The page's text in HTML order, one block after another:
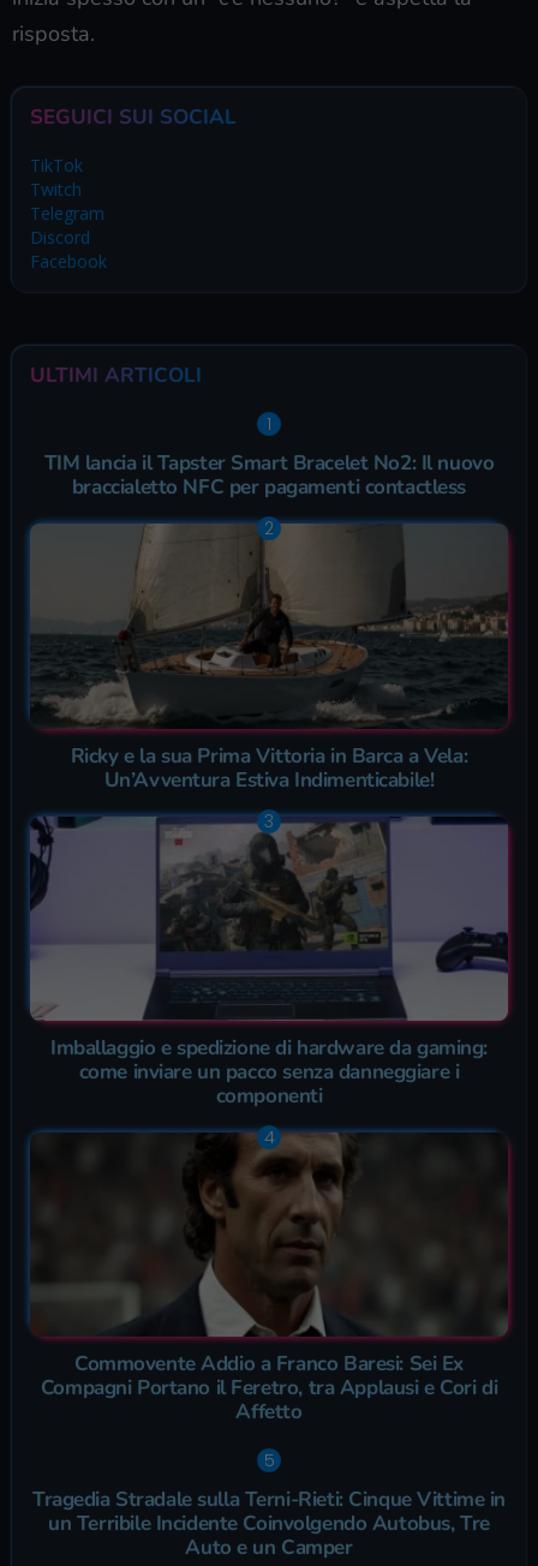
risposta.
SEGUICI SUI SOCIAL
TikTok
Twitch
Telegram
Discord
Facebook
ULTIMI ARTICOLI
TIM lancia il Tapster Smart Bracelet No2: Il nuovo
braccialetto NFC per pagamenti contactless
Ricky e la sua Prima Vittoria in Barca a Vela:
Un’Avventura Estiva Indimenticabile!
Imballaggio e spedizione di hardware da gaming:
come inviare un pacco senza danneggiare i
componenti
Commovente Addio a Franco Baresi: Sei Ex
Compagni Portano il Feretro, tra Applausi e Cori di
Affetto
Tragedia Stradale sulla Terni-Rieti: Cinque Vittime in
un Terribile Incidente Coinvolgendo Autobus, Tre
Auto e un Camper